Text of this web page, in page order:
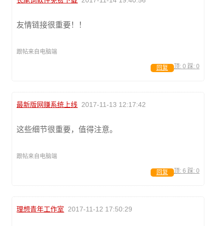
友情链接很重要！！
跟帖来自电脑端
顶: 0 踩: 0
回复
最新版网赚系统上线 2017-11-13 12:17:42
这些细节很重要，值得注意。
跟帖来自电脑端
顶: 6 踩: 0
回复
理想青年工作室 2017-11-12 17:50:29